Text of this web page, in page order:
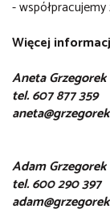
-
Więcej
Aneta Grzegorek
tel. 607 877 359
Adam Grzegorek
tel. 600 290 397